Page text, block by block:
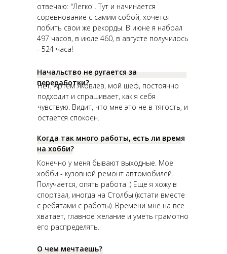
Начальство не ругается за
переработки?
отвечаю: "Легко". Тут и начинается
соревнование с самим собой, хочется
побить свои же рекорды. В июне я набрал
497 часов, в июле 460, в августе получилось
- 524 часа!
Нет, Артем Яковлев, мой шеф, постоянно
подходит и спрашивает, как я себя
чувствую. Видит, что мне это не в тягость, и
остается спокоен.
Когда так много работы, есть ли время
на хобби?
О чем мечтаешь?
Конечно у меня бывают выходные. Мое
хобби - кузовной ремонт автомобилей.
Получается, опять работа :) Еще я хожу в
спортзал, иногда на Столбы (кстати вместе
с ребятами с работы). Времени мне на все
хватает, главное желание и уметь грамотно
его распределять.